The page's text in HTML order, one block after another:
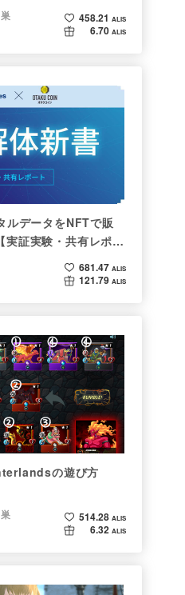
458.21 ALIS
6.70 ALIS
ルデータをNFTで販
実証実験・共有レポー
681.47 ALIS
121.79 ALIS
の遊び方
514.28 ALIS
6.32 ALIS